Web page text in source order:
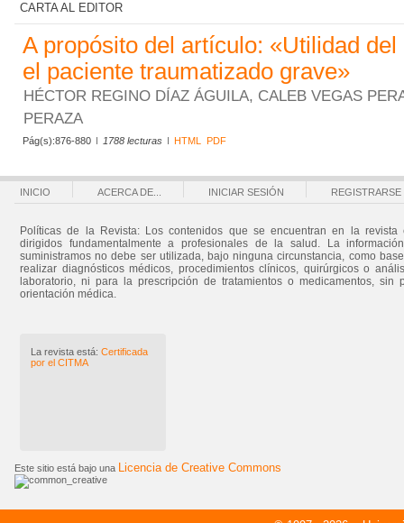
CARTA AL EDITOR
A propósito del artículo: «Utilidad
el paciente traumatizado grave»
HÉCTOR REGINO DÍAZ ÁGUILA, CALEB VEGAS
PERAZA
Pág(s):876-880 1788 lecturas HTML PDF
INICIO ACERCA DE... INICIAR SESIÓN REGISTRARSE
Políticas de la Revista: Los contenidos que se encuentran en la revista
dirigidos fundamentalmente a profesionales de la salud. La
suministramos no debe ser utilizada, bajo ninguna circunstancia, como
realizar diagnósticos médicos, procedimientos clínicos, quirúrgicos o
laboratorio, ni para la prescripción de tratamientos o medicamentos, sin
orientación médica.
La revista está: Certificada
por el CITMA
Este sitio está bajo una Licencia de Creative Commons